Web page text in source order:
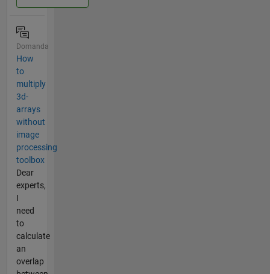
Domanda
How
to
multiply
3d-
arrays
without
image
processing
toolbox
Dear
experts,
I
need
to
calculate
an
overlap